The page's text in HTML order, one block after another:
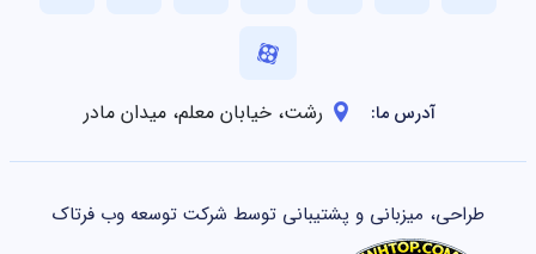
آدرس ما: رشت، خیابان معلم، میدان مادر
طراحی، میزبانی و پشتیبانی توسط شرکت توسعه وب فرتاک